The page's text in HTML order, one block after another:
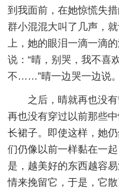
到我面前，在她惊慌失
群小混混大叫了几声，
上，她的眼泪一滴一滴
说：“晴，别哭，我不喜
不……”晴一边哭一边说。
之后，晴就再也没
再也没有穿过以前那些
长裙子。即使这样，她
们仍像以前一样黏在一
是，越美好的东西越容
情来挽留它，于是，它